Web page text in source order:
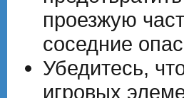
проезжую
соседние
Убедитесь,
игровых